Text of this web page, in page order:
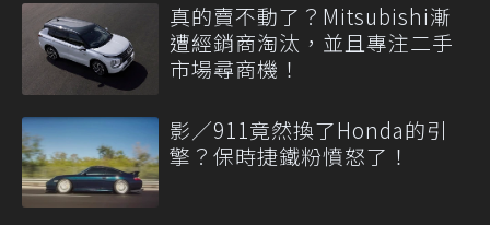
真的賣不動了？Mitsubishi漸
遭經銷商淘汰，並且專注二手
市場尋商機！
影／911竟然換了Honda的引
擎？保時捷鐵粉憤怒了！